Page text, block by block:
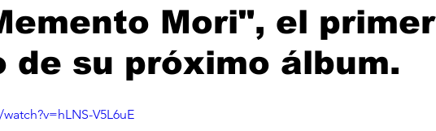
Mori", el primer
de su próximo álbum.
V5L6uE